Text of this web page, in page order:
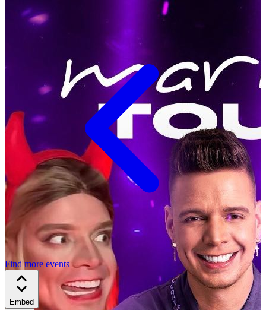
Find more events
Embed